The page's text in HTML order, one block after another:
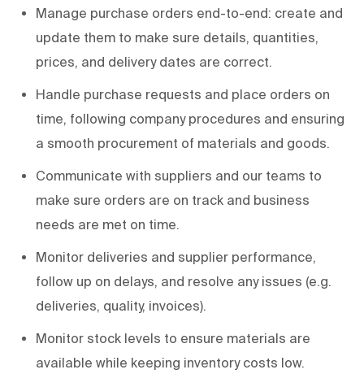
Manage purchase orders end-to-end: create and
update them to make sure details, quantities,
prices, and delivery dates are correct.
Handle purchase requests and place orders on
time, following company procedures and ensuring
a smooth procurement of materials and goods.
Communicate with suppliers and our teams to
make sure orders are on track and business
needs are met on time.
Monitor deliveries and supplier performance,
follow up on delays, and resolve any issues (e.g.
deliveries, quality, invoices).
Monitor stock levels to ensure materials are
available while keeping inventory costs low.